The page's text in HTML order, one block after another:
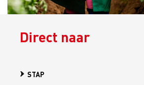
Direct naar
STAP